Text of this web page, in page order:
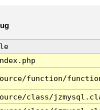
function/
class/